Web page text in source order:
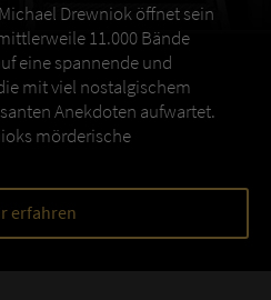
Drewniok öffnet sein
11.000 Bände
eine spannende und
mit viel nostalgischem
Anekdoten aufwartet.
mörderische
erfahren